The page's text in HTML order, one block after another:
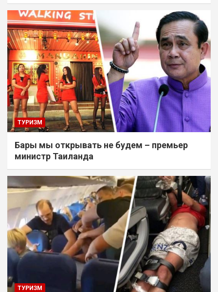
ТУРИЗМ
Бары мы открывать не будем – премьер
министр Таиланда
ТУРИЗМ